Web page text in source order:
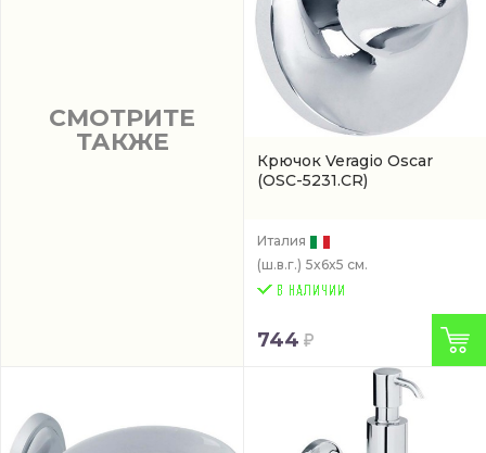
СМОТРИТЕ
ТАКЖЕ
Крючок Veragio Oscar
(OSC-5231.CR)
Италия
(ш.в.г.) 5x6x5 см.
744